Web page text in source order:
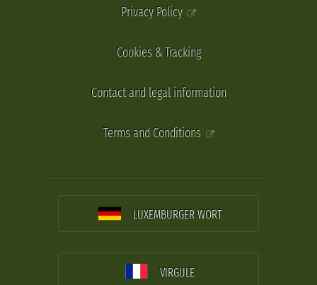
Privacy Policy
Cookies & Tracking
Contact and legal information
Terms and Conditions
LUXEMBURGER WORT
VIRGULE